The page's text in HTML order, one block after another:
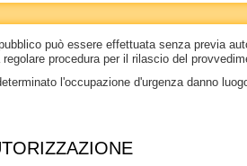
può essere effettuata senza previa
procedura per il rilascio del
l'occupazione d'urgenza danno